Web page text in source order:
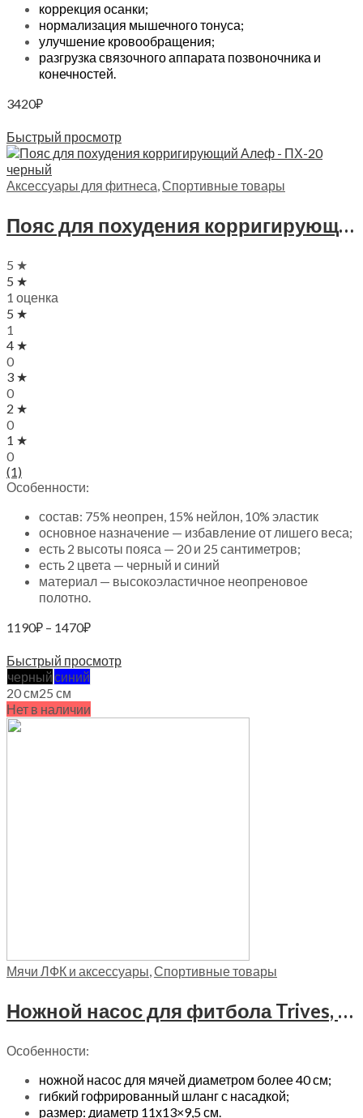
коррекция осанки;
нормализация мышечного тонуса;
улучшение кровообращения;
разгрузка связочного аппарата позвоночника и
конечностей.
3420₽
Быстрый просмотр
Аксессуары для фитнеса,Спортивные товары
Пояс для похудения корригирующиий Алеф, ПХ
5 ★
5 ★
1 оценка
5 ★
1
4 ★
0
3 ★
0
2 ★
0
1 ★
0
(1)
Особенности:
состав: 75% неопрен, 15% нейлон, 10% эластик
основное назначение — избавление от лишего веса;
есть 2 высоты пояса — 20 и 25 сантиметров;
есть 2 цвета — черный и синий
материал — высокоэластичное неопреновое
полотно.
1190₽ – 1470₽Диапазон
1190₽
Быстрый просмотр
черныйсиний
20 см25 см
Нет в наличии
Мячи ЛФК и аксессуары,Спортивные товары
Ножной насос для фитбола Trives, М 001
Особенности:
ножной насос для мячей диаметром более 40 см;
гибкий гофрированный шланг с насадкой;
размер: диаметр 11х13×9,5 см.